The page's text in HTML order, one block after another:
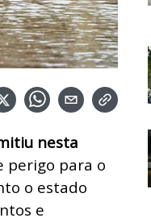
nesta
perigo para o
o estado
e